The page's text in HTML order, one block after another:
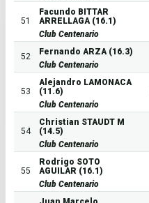
51
Facundo BITTAR
ARRELLAGA (16.1)
Club Centenario
52
Fernando ARZA (16.3)
Club Centenario
53
Alejandro LAMONACA
(11.6)
Club Centenario
54
Christian STAUDT M
(14.5)
Club Centenario
55
Rodrigo SOTO
AGUILAR (16.1)
Club Centenario